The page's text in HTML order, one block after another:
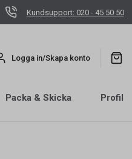
Kundsupport: 020 - 45 50 50
Logga in/Skapa konto
Packa & Skicka Profil